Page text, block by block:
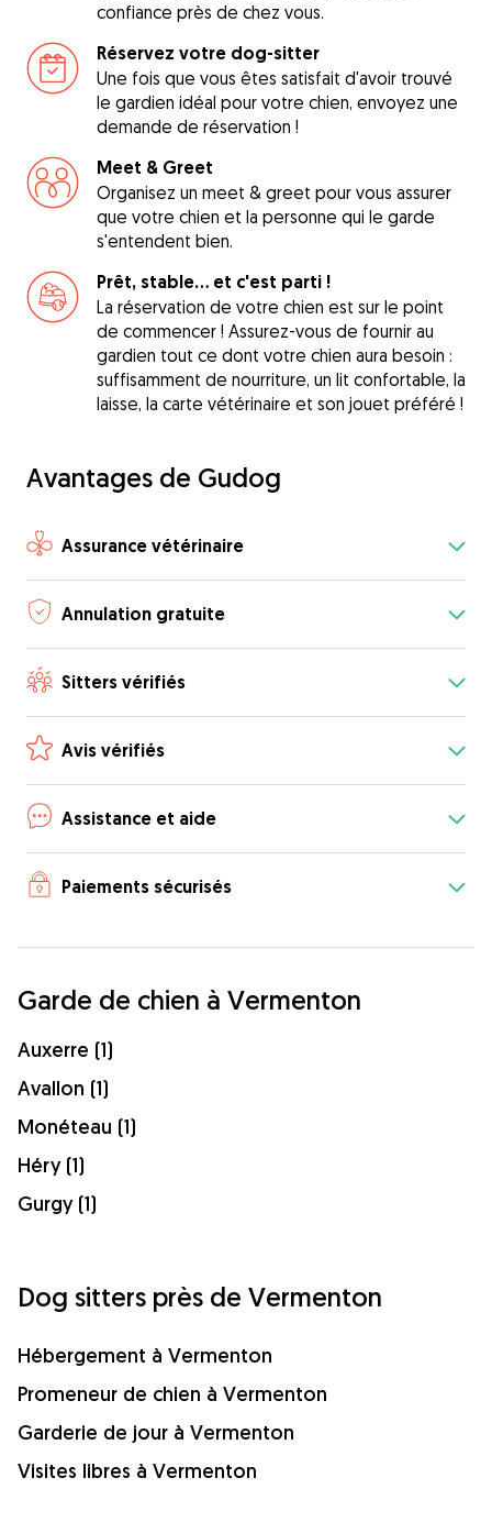
confiance près de chez vous.
Réservez votre dog-sitter
Une fois que vous êtes satisfait d'avoir trouvé
le gardien idéal pour votre chien, envoyez une
demande de réservation !
Meet & Greet
Organisez un meet & greet pour vous assurer
que votre chien et la personne qui le garde
s'entendent bien.
Prêt, stable... et c'est parti !
La réservation de votre chien est sur le point
de commencer ! Assurez-vous de fournir au
gardien tout ce dont votre chien aura besoin :
suffisamment de nourriture, un lit confortable, la
laisse, la carte vétérinaire et son jouet préféré !
Avantages de Gudog
Assurance vétérinaire
Annulation gratuite
Sitters vérifiés
Avis vérifiés
Assistance et aide
Paiements sécurisés
Garde de chien à Vermenton
Auxerre (1)
Avallon (1)
Monéteau (1)
Héry (1)
Gurgy (1)
Dog sitters près de Vermenton
Hébergement à Vermenton
Promeneur de chien à Vermenton
Garderie de jour à Vermenton
Visites libres à Vermenton